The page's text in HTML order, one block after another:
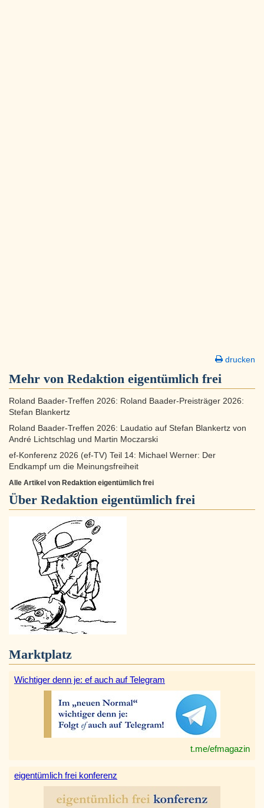
drucken
Mehr von Redaktion eigentümlich frei
Roland Baader-Treffen 2026: Roland Baader-Preisträger 2026:
Stefan Blankertz
Roland Baader-Treffen 2026: Laudatio auf Stefan Blankertz von
André Lichtschlag und Martin Moczarski
ef-Konferenz 2026 (ef-TV) Teil 14: Michael Werner: Der
Endkampf um die Meinungsfreiheit
Alle Artikel von Redaktion eigentümlich frei
Über Redaktion eigentümlich frei
Marktplatz
Wichtiger denn je: ef auch auf Telegram
t.me/efmagazin
eigentümlich frei konferenz